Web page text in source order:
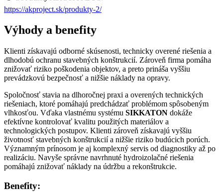
https://akproject.sk/produkty-2/
Výhody a benefity
Klienti získavajú odborné skúsenosti, technicky overené riešenia a
dlhodobú ochranu stavebných konštrukcií. Zároveň firma pomáha
znižovať riziko poškodenia objektov, a preto prináša vyššiu
prevádzkovú bezpečnosť a nižšie náklady na opravy.
Spoločnosť stavia na dlhoročnej praxi a overených technických
riešeniach, ktoré pomáhajú predchádzať problémom spôsobeným
vlhkosťou. Vďaka vlastnému systému SIKKATON dokáže
efektívne kontrolovať kvalitu použitých materiálov a
technologických postupov. Klienti zároveň získavajú vyššiu
životnosť stavebných konštrukcií a nižšie riziko budúcich porúch.
Významným prínosom je aj komplexný servis od diagnostiky až po
realizáciu. Navyše správne navrhnuté hydroizolačné riešenia
pomáhajú znižovať náklady na údržbu a rekonštrukcie.
Benefity: